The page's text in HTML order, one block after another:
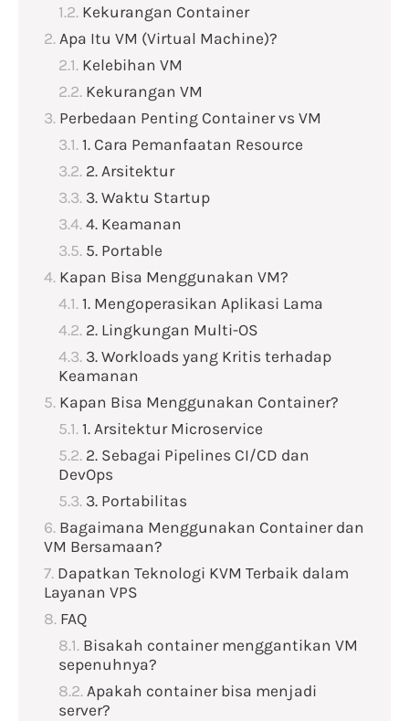
Kekurangan Container
Apa Itu VM (Virtual Machine)?
Kelebihan VM
Kekurangan VM
Perbedaan Penting Container vs VM
1. Cara Pemanfaatan Resource
2. Arsitektur
3. Waktu Startup
4. Keamanan
5. Portable
Kapan Bisa Menggunakan VM?
1. Mengoperasikan Aplikasi Lama
2. Lingkungan Multi-OS
3. Workloads yang Kritis terhadap
Keamanan
Kapan Bisa Menggunakan Container?
1. Arsitektur Microservice
2. Sebagai Pipelines CI/CD dan
DevOps
3. Portabilitas
Bagaimana Menggunakan Container dan
VM Bersamaan?
Dapatkan Teknologi KVM Terbaik dalam
Layanan VPS
FAQ
Bisakah container menggantikan VM
sepenuhnya?
Apakah container bisa menjadi
server?